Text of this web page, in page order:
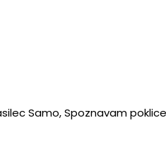
Samo, Spoznavam poklice